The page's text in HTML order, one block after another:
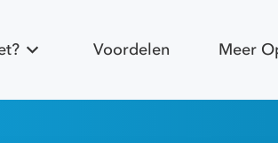
Voordelen Meer